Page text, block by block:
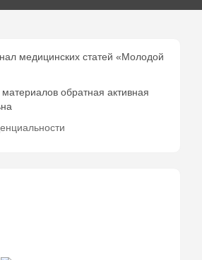
медицинских статей «Молодой
обратная активная